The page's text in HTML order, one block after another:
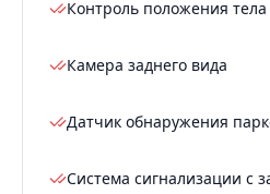
Контроль положения тела
Камера заднего вида
Датчик обнаружения
Система сигнализации с